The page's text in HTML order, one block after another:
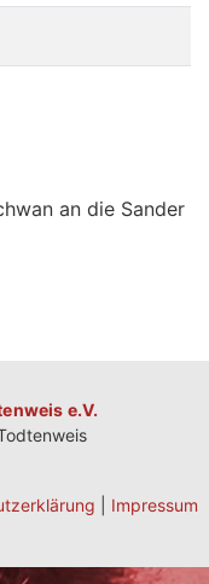
an die Sander
e.V.
Impressum